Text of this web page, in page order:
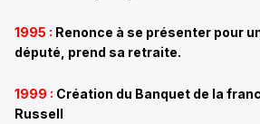
1995 : Renonce à se présenter pour
député, prend sa retraite.
1999 : Création du Banquet de la
Russell